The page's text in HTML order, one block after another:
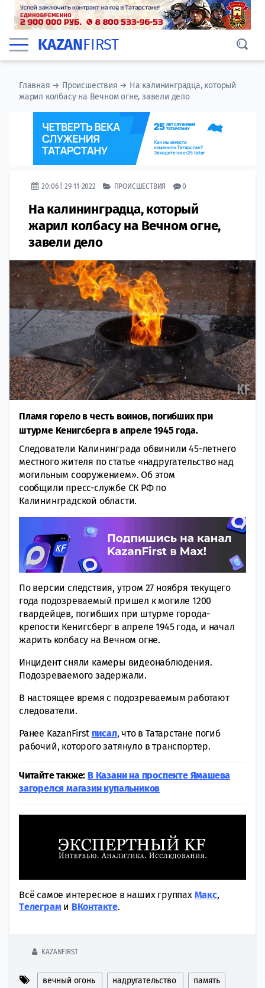
KAZANFIRST
Главная → Происшествия → На калининградца, который
жарил колбасу на Вечном огне, завели дело
20:06 | 29-11-2022 ПРОИСШЕСТВИЯ 0
На калининградца, который
жарил колбасу на Вечном огне,
завели дело
Пламя горело в честь воинов, погибших при
штурме Кенигсберга в апреле 1945 года.
Следователи Калининграда обвинили 45-летнего
местного жителя по статье «надругательство над
могильным сооружением». Об этом
сообщили пресс-службе СК РФ по
Калининградской области.
По версии следствия, утром 27 ноября текущего
года подозреваемый пришел к могиле 1200
гвардейцев, погибших при штурме города-
крепости Кенигсберг в апреле 1945 года, и начал
жарить колбасу на Вечном огне.
Инцидент сняли камеры видеонаблюдения.
Подозреваемого задержали.
В настоящее время с подозреваемым работают
следователи.
Ранее KazanFirst писал, что в Татарстане погиб
рабочий, которого затянуло в транспортер.
Читайте также: В Казани на проспекте Ямашева
загорелся магазин купальников
Всё самое интересное в наших группах Макс,
Tелеграми ВКонтакте.
KAZANFIRST
вечный огонь надругательство память